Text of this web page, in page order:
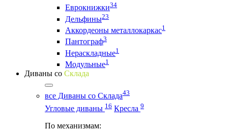
Еврокнижки34
Дельфины23
Аккордеоны металлокаркас1
Пантограф3
Нераскладные1
Модульные1
Диваны со Склада
все Диваны со Склада43
Угловые диваны 16 Кресла 9
По механизмам: